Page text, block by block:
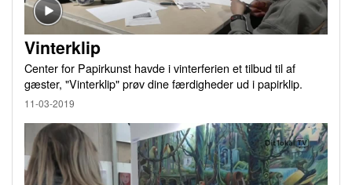
Vinterklip
Center for Papirkunst havde i vinterferien et tilbud til af
gæster, "Vinterklip" prøv dine færdigheder ud i papirklip.
11-03-2019